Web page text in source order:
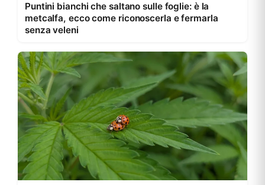
Puntini bianchi che saltano sulle foglie: è la
metcalfa, ecco come riconoscerla e fermarla
senza veleni